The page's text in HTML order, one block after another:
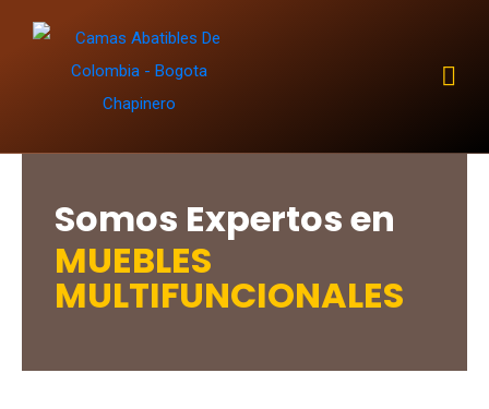
Somos Expertos en
MUEBLES
MULTIFUNCIONALES